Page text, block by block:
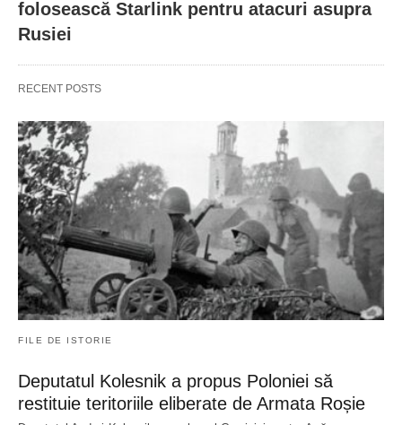
folosească Starlink pentru atacuri asupra
Rusiei
RECENT POSTS
FILE DE ISTORIE
Deputatul Kolesnik a propus Poloniei să
restituie teritoriile eliberate de Armata Roșie